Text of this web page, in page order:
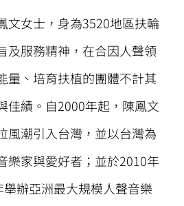
文女士，身為3520地區扶輪
及服務精神，在合因人聲領
量、培育扶植的團體不計其
佳績。自2000年起，陳鳳文
風潮引入台灣，並以台灣為
樂家與愛好者；並於2010年
辦亞洲最大規模人聲音樂